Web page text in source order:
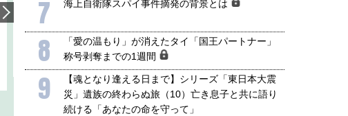
韓国にも理解してほしい「極東
1905年体制」における日米韓安
全保障協力の意味
千々和泰明
2026年5月15日
ホルムズ海峡危機で加速したエ
行き着くリスク
7 海上自衛隊スパイ事件摘発の背景とは
8
「愛の温もり」が消えたタイ「国王パートナー」
称号剥奪までの1週間
9
【魂となり逢える日まで】シリーズ「東日本大震
災」遺族の終わらぬ旅（10）亡き息子と共に語り
続ける「あなたの命を守って」